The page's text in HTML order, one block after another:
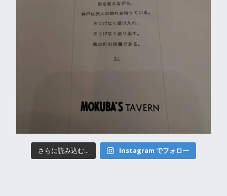
さらに読み込む... Instagram でフォロー